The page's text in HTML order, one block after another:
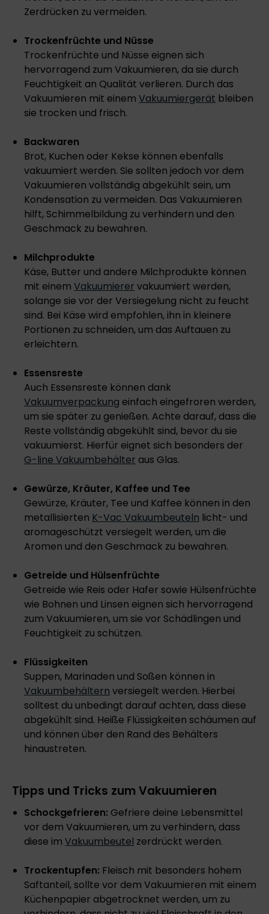
Zerdrücken zu vermeiden.
Trockenfrüchte und Nüsse
Trockenfrüchte und Nüsse eignen sich
hervorragend zum Vakuumieren, da sie durch
Feuchtigkeit an Qualität verlieren. Durch das
Vakuumieren mit einem Vakuumiergerät bleiben
sie trocken und frisch.
Backwaren
Brot, Kuchen oder Kekse können ebenfalls
vakuumiert werden. Sie sollten jedoch vor dem
Vakuumieren vollständig abgekühlt sein, um
Kondensation zu vermeiden. Das Vakuumieren
hilft, Schimmelbildung zu verhindern und den
Geschmack zu bewahren.
Milchprodukte
Käse, Butter und andere Milchprodukte können
mit einem Vakuumierer vakuumiert werden,
solange sie vor der Versiegelung nicht zu feucht
sind. Bei Käse wird empfohlen, ihn in kleinere
Portionen zu schneiden, um das Auftauen zu
erleichtern.
Essensreste
Auch Essensreste können dank
Vakuumverpackung einfach eingefroren werden,
um sie später zu genießen. Achte darauf, dass die
Reste vollständig abgekühlt sind, bevor du sie
vakuumierst. Hierfür eignet sich besonders der
G-line Vakuumbehälter aus Glas.
Gewürze, Kräuter, Kaffee und Tee
Gewürze, Kräuter, Tee und Kaffee können in den
metallisierten K-Vac Vakuumbeuteln licht- und
aromageschützt versiegelt werden, um die
Aromen und den Geschmack zu bewahren.
Getreide und Hülsenfrüchte
Getreide wie Reis oder Hafer sowie Hülsenfrüchte
wie Bohnen und Linsen eignen sich hervorragend
zum Vakuumieren, um sie vor Schädlingen und
Feuchtigkeit zu schützen.
Flüssigkeiten
Suppen, Marinaden und Soßen können in
Vakuumbehältern versiegelt werden. Hierbei
solltest du unbedingt darauf achten, dass diese
abgekühlt sind. Heiße Flüssigkeiten schäumen auf
und können über den Rand des Behälters
hinaustreten.
Tipps und Tricks zum Vakuumieren
Schockgefrieren: Gefriere deine Lebensmittel
vor dem Vakuumieren, um zu verhindern, dass
diese im Vakuumbeutel zerdrückt werden.
Trockentupfen: Fleisch mit besonders hohem
Saftanteil, sollte vor dem Vakuumieren mit einem
Küchenpapier abgetrocknet werden, um zu